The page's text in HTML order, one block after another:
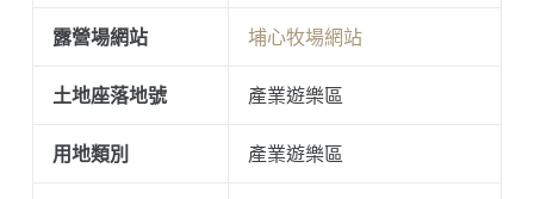
露營場網站 埔心牧場網站
土地座落地號 產業遊樂區
用地類別 產業遊樂區